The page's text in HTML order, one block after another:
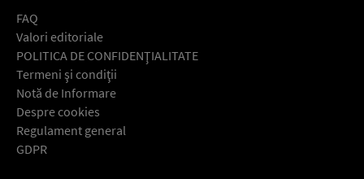
FAQ
Valori editoriale
POLITICA DE CONFIDENŢIALITATE
Termeni şi condiţii
Notă de Informare
Despre cookies
Regulament general
GDPR